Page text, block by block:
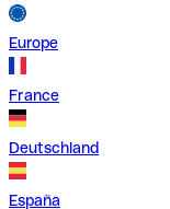
Europe
France
Deutschland
España